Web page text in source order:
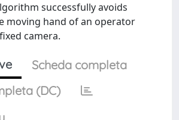
successfully avoids
moving hand of an operator
camera.
Scheda completa
(DC)